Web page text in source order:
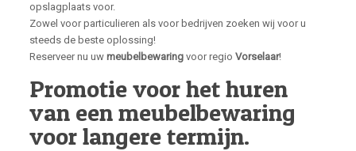
opslagplaats voor.
Zowel voor particulieren als voor bedrijven zoeken wij voor u
steeds de beste oplossing!
Reserveer nu uw meubelbewaringvoor regio Vorselaar!
Promotie voor het huren
van een meubelbewaring
voor langere termijn.